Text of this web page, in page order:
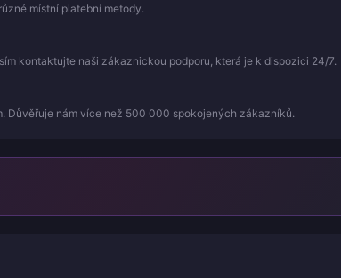
místní platební metody.
kontaktujte naši zákaznickou podporu, která je k dispozici 24/7.
Důvěřuje nám více než 500 000 spokojených zákazníků.